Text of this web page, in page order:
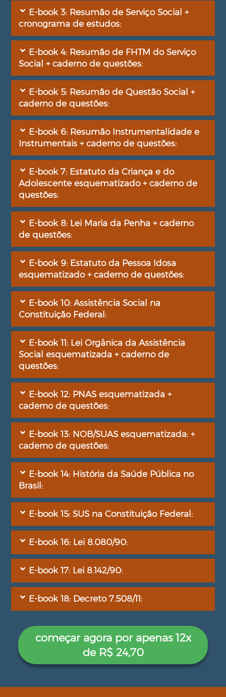
E-book 3: Resumão de Serviço Social +
cronograma de estudos:
E-book 4: Resumão de FHTM do Serviço
Social + caderno de questões:
E-book 5: Resumão de Questão Social +
caderno de questões:
E-book 6: Resumão Instrumentalidade e
Instrumentais + caderno de questões:
E-book 7: Estatuto da Criança e do
Adolescente esquematizado + caderno de
questões:
E-book 8: Lei Maria da Penha + caderno
de questões:
E-book 9: Estatuto da Pessoa Idosa
esquematizado + caderno de questões:
E-book 10: Assistência Social na
Constituição Federal:
E-book 11: Lei Orgânica da Assistência
Social esquematizada + caderno de
questões:
E-book 12: PNAS esquematizada +
caderno de questões:
E-book 13: NOB/SUAS esquematizada: +
caderno de questões:
E-book 14: História da Saúde Pública no
Brasil:
E-book 15: SUS na Constituição Federal:
E-book 16: Lei 8.080/90:
E-book 17: Lei 8.142/90:
E-book 18: Decreto 7.508/11:
começar agora por apenas 12x
de R$ 24,70